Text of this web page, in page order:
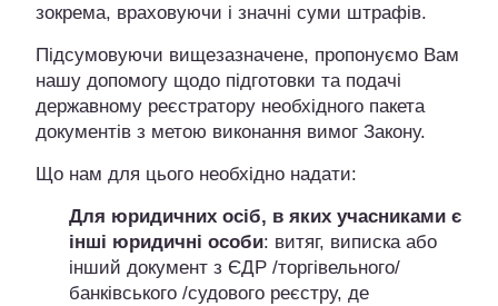
зокрема, враховуючи і значні суми штрафів.
Підсумовуючи вищезазначене, пропонуємо Вам
нашу допомогу щодо підготовки та подачі
державному реєстратору необхідного пакета
документів з метою виконання вимог Закону.
Що нам для цього необхідно надати:
Для юридичних осіб, в яких учасниками є
інші юридичні особи: витяг, виписка або
інший документ з ЄДР /торгівельного/
банківського /судового реєстру, де